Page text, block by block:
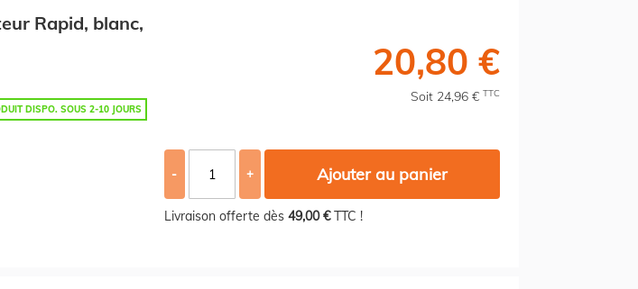
Rapid, blanc,
DISPO. SOUS 2-10 JOURS
20,80 €
Soit 24,96 € TTC
- + Ajouter au panier
Livraison offerte dès 49,00 €TTC !